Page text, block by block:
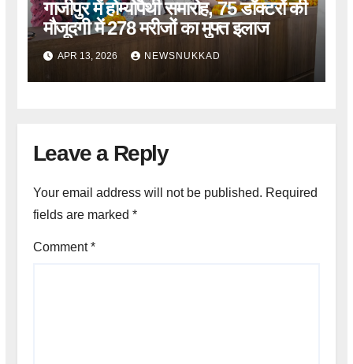
गाजीपुर में होम्योपैथी समारोह, 75 डॉक्टरों की
मौजूदगी में 278 मरीजों का मुफ्त इलाज
APR 13, 2026 NEWSNUKKAD
Leave a Reply
Your email address will not be published. Required
fields are marked *
Comment*